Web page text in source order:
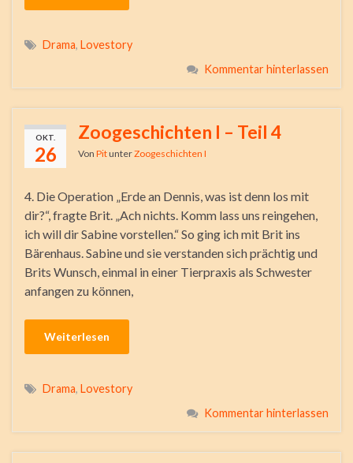
Drama, Lovestory
Kommentar hinterlassen
OKT.
26
Zoogeschichten I – Teil 4
Von PitunterZoogeschichten I
4. Die Operation „Erde an Dennis, was ist denn los mit
dir?“, fragte Brit. „Ach nichts. Komm lass uns reingehen,
ich will dir Sabine vorstellen.“ So ging ich mit Brit ins
Bärenhaus. Sabine und sie verstanden sich prächtig und
Brits Wunsch, einmal in einer Tierpraxis als Schwester
anfangen zu können,
Weiterlesen
Drama, Lovestory
Kommentar hinterlassen